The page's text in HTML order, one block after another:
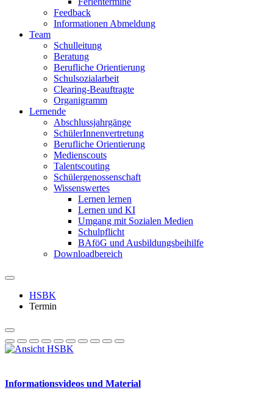
Feedback
Informationen Abmeldung
Team
Schulleitung
Beratung
Berufliche Orientierung
Schulsozialarbeit
Clearing-Beauftragte
Organigramm
Lernende
Abschlussjahrgänge
SchülerInnenvertretung
Berufliche Orientierung
Medienscouts
Talentscouting
Schüler­genossen­schaft
Wissenswertes
Lernen lernen
Lernen und KI
Umgang mit Sozialen Medien
Schulpflicht
BAföG und Ausbildungsbeihilfe
Downloadbereich
HSBK
Termin
Informationsvideos und Material